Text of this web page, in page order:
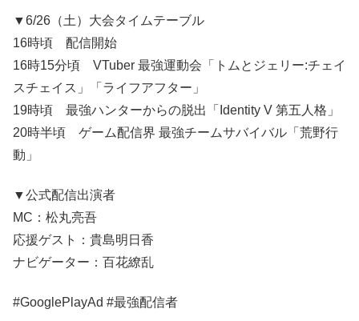
▼6/26（土）大会タイムテーブル
16時頃 配信開始
16時15分頃 VTuber 最強運動会「トムとジェリー:チェイ
スチェイス」「ライフアフター」
19時頃 最強ハンターからの脱出「Identity V 第五人格」
20時半頃 ゲーム配信界 最強チームサバイバル「荒野行
動」
▼公式配信出演者
MC：松丸亮吾
応援ゲスト：貴島明日香
ナビゲーター：百花繚乱
#GooglePlayAd #最強配信者